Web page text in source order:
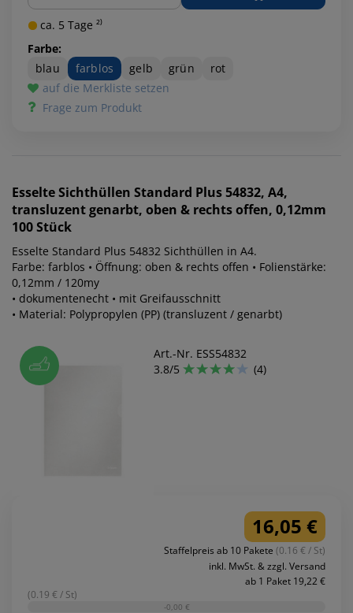
ca. 5 Tage ²⁾
Farbe:
blau
farblos gelb grün
rot
auf die Merkliste setzen
Frage zum Produkt
EsselteSichthüllen Standard Plus 54832, A4,
transluzent genarbt, oben & rechts offen, 0,12mm
100 Stück
Esselte Standard Plus 54832 Sichthüllen in A4.
Farbe: farblos • Öffnung: oben & rechts offen • Folienstärke:
0,12mm / 120my
• dokumentenecht • mit Greifausschnitt
• Material: Polypropylen (PP) (transluzent / genarbt)
Art.-Nr. ESS54832
3.8/5
(4)
16,05 €
Staffelpreis ab 10 Pakete (0.16 € / St)
inkl. MwSt. & zzgl. Versand
ab 1 Paket 19,22 €
(0.19 € / St)
-0,00 €